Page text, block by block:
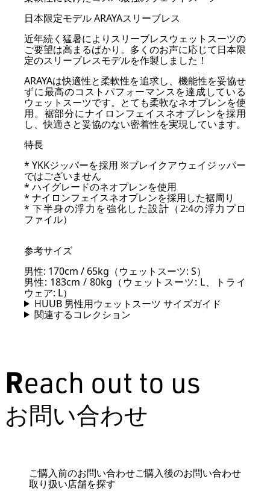
日本限定モデル ARAYAスリーブレス
近年続く猛暑によりスリーブレスウェットスーツの
ご要望は高まるばかり。多くのお声に応じて日本限
定のスリーブレスモデルを作製しました！
ARAYAは快適性と柔軟性を追求し、機能性を妥協せ
ずに最高のコストパフォーマンスを達成している
ウェットスーツです。とても柔軟なネオプレンを使
用。裾部分にナイロンフェイスネオプレンを採用
し、快適さと妥協のない密着性を実現しています。
特長
* YKKジッパーを採用 ※ブレイクアウェイジッパー
ではございません
* ハイグレードのネオプレンを使用
* ナイロンフェイスネオプレンを採用した裾周り
* 下半身の浮力を強化した設計（2:4の浮力プロ
ファイル）
参考サイズ
男性: 170cm / 65kg（ウェットスーツ: S）
男性: 183cm / 80kg（ウェットスーツ: L、トライ
ウェア: L）
HUUB 男性用ウェットスーツ サイズガイド
関連するコレクション
Reach out to us
お問い合わせ
ご購入前のお問い合わせご購入後のお問い合わせ
取り扱い店舗を探す